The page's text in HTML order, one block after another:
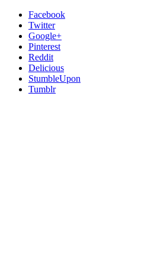
Facebook
Twitter
Google+
Pinterest
Reddit
Delicious
StumbleUpon
Tumblr